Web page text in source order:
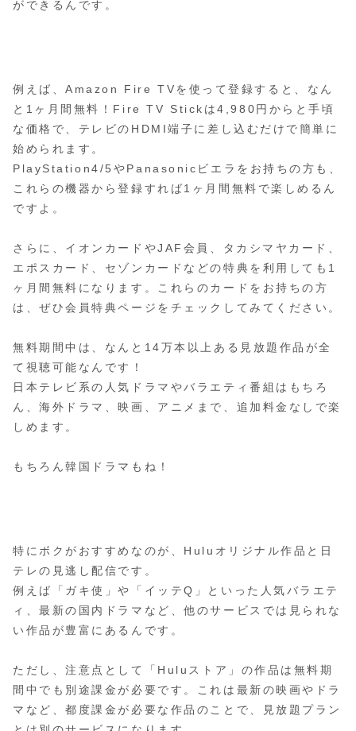
ができるんです。
例えば、Amazon Fire TVを使って登録すると、なん
と1ヶ月間無料！Fire TV Stickは4,980円からと手頃
な価格で、テレビのHDMI端子に差し込むだけで簡単に
始められます。
PlayStation4/5やPanasonicビエラをお持ちの方も、
これらの機器から登録すれば1ヶ月間無料で楽しめるん
ですよ。
さらに、イオンカードやJAF会員、タカシマヤカード、
エポスカード、セゾンカードなどの特典を利用しても1
ヶ月間無料になります。これらのカードをお持ちの方
は、ぜひ会員特典ページをチェックしてみてください。
無料期間中は、なんと14万本以上ある見放題作品が全
て視聴可能なんです！
日本テレビ系の人気ドラマやバラエティ番組はもちろ
ん、海外ドラマ、映画、アニメまで、追加料金なしで楽
しめます。
もちろん韓国ドラマもね！
特にボクがおすすめなのが、Huluオリジナル作品と日
テレの見逃し配信です。
例えば「ガキ使」や「イッテQ」といった人気バラエテ
ィ、最新の国内ドラマなど、他のサービスでは見られな
い作品が豊富にあるんです。
ただし、注意点として「Huluストア」の作品は無料期
間中でも別途課金が必要です。これは最新の映画やドラ
マなど、都度課金が必要な作品のことで、見放題プラン